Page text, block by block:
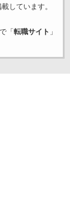
しています。
「 転職サイト 」